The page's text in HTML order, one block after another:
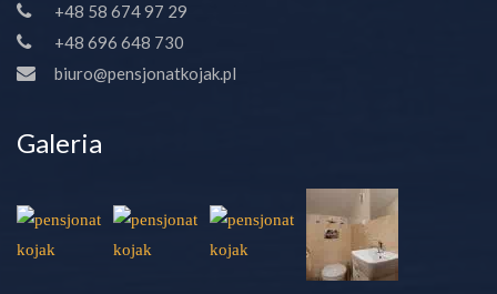
+48 58 674 97 29
+48 696 648 730
biuro@pensjonatkojak.pl
Galeria